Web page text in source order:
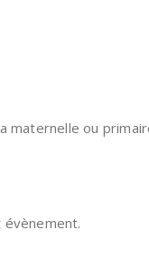
maternelle ou